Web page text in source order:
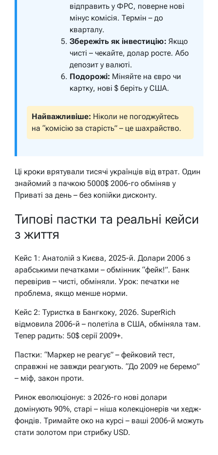
відправить у ФРС, поверне нові
мінус комісія. Термін – до
кварталу.
Збережіть як інвестицію: Якщо
чисті – чекайте, долар росте. Або
депозит у валюті.
Подорожі: Міняйте на євро чи
картку, нові $ беріть у США.
Найважливіше: Ніколи не погоджуйтесь
на “комісію за старість” – це шахрайство.
Ці кроки врятували тисячі українців від втрат. Один
знайомий з пачкою 5000$ 2006-го обміняв у
Приваті за день – без копійки дисконту.
Типові пастки та реальні кейси
з життя
Кейс 1: Анатолій з Києва, 2025-й. Долари 2006 з
арабськими печатками – обмінник “фейк!”. Банк
перевірив – чисті, обміняли. Урок: печатки не
проблема, якщо менше норми.
Кейс 2: Туристка в Бангкоку, 2026. SuperRich
відмовила 2006-й – полетіла в США, обміняла там.
Тепер радить: 50$ серії 2009+.
Пастки: “Маркер не реагує” – фейковий тест,
справжні не завжди реагують. “До 2009 не беремо”
– міф, закон проти.
Ринок еволюціонує: з 2026-го нові долари
домінують 90%, старі – ніша колекціонерів чи хедж-
фондів. Тримайте око на курсі – ваші 2006-й можуть
стати золотом при стрибку USD.